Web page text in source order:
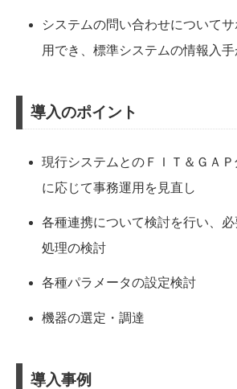
システムの問い合わせについて
用でき、標準システムの情報入手
導入のポイント
現行システムとのＦＩＴ＆ＧＡ
に応じて事務運用を見直し
各種連携について検討を行い、
処理の検討
各種パラメータの設定検討
機器の選定・調達
導入事例